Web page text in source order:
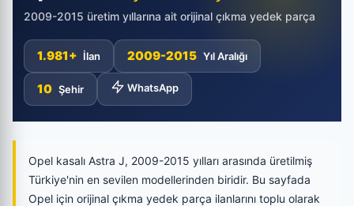
2009-2015 üretim yıllarına ait orijinal çıkma yedek parça
1.981+ İlan 2009-2015 Yıl Aralığı
10 Şehir WhatsApp
Opel kasalı Astra J, 2009-2015 yılları arasında üretilmiş
Türkiye'nin en sevilen modellerinden biridir. Bu sayfada
Opel için orijinal çıkma yedek parça ilanlarını toplu olarak